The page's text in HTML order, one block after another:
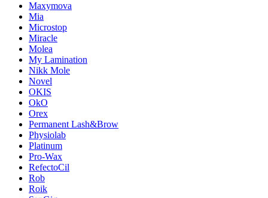
Maxymova
Mia
Microstop
Miracle
Molea
My Lamination
Nikk Mole
Novel
OKIS
OkO
Orex
Permanent Lash&Brow
Physiolab
Platinum
Pro-Wax
RefectoCil
Rob
Roik